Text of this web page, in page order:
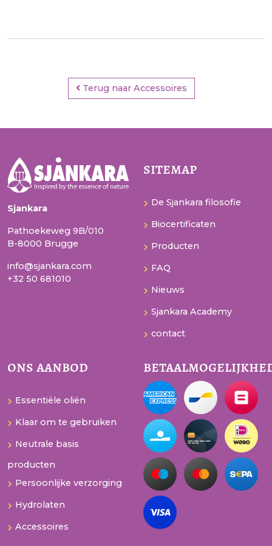
Terug naar Accessoires
Sjankara
Pathoekeweg 9B/010
B-8000 Brugge
info@sjankara.com
+32 50 681010
sitemap
De Sjankara filosofie
Biocertificaten
Producten
FAQ
Nieuws
Sjankara Academy
contact
ons aanbod
Essentiële oliën
Klaar om te gebruiken
Neutrale basis
producten
Persoonlijke verzorging
Hydrolaten
Accessoires